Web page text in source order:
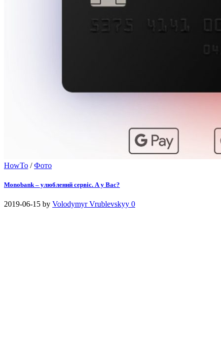
HowTo /Фото
Monobank – улюблений сервіс. А у Вас?
2019-06-15 by Volodymyr Vrublevskyy 0